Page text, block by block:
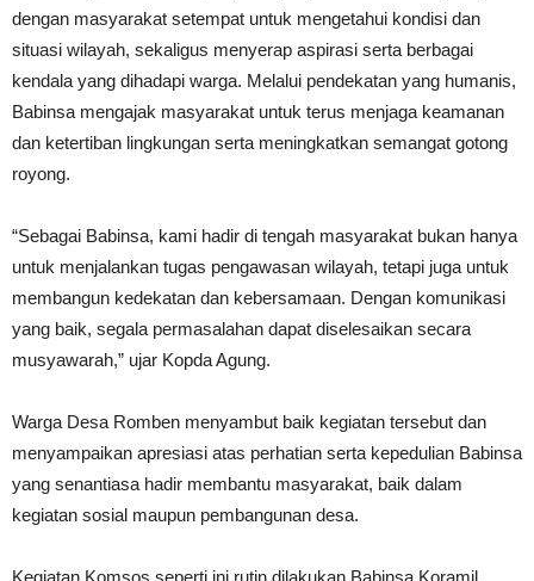
dengan masyarakat setempat untuk mengetahui kondisi dan
situasi wilayah, sekaligus menyerap aspirasi serta berbagai
kendala yang dihadapi warga. Melalui pendekatan yang humanis,
Babinsa mengajak masyarakat untuk terus menjaga keamanan
dan ketertiban lingkungan serta meningkatkan semangat gotong
royong.
“Sebagai Babinsa, kami hadir di tengah masyarakat bukan hanya
untuk menjalankan tugas pengawasan wilayah, tetapi juga untuk
membangun kedekatan dan kebersamaan. Dengan komunikasi
yang baik, segala permasalahan dapat diselesaikan secara
musyawarah,” ujar Kopda Agung.
Warga Desa Romben menyambut baik kegiatan tersebut dan
menyampaikan apresiasi atas perhatian serta kepedulian Babinsa
yang senantiasa hadir membantu masyarakat, baik dalam
kegiatan sosial maupun pembangunan desa.
Kegiatan Komsos seperti ini rutin dilakukan Babinsa Koramil